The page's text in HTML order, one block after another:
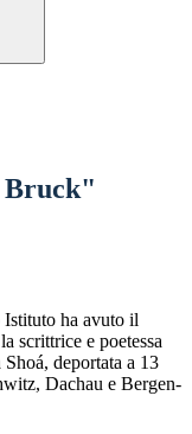
Bruck"
ha avuto il
scrittrice e poetessa
deportata a 13
Dachau e Bergen-